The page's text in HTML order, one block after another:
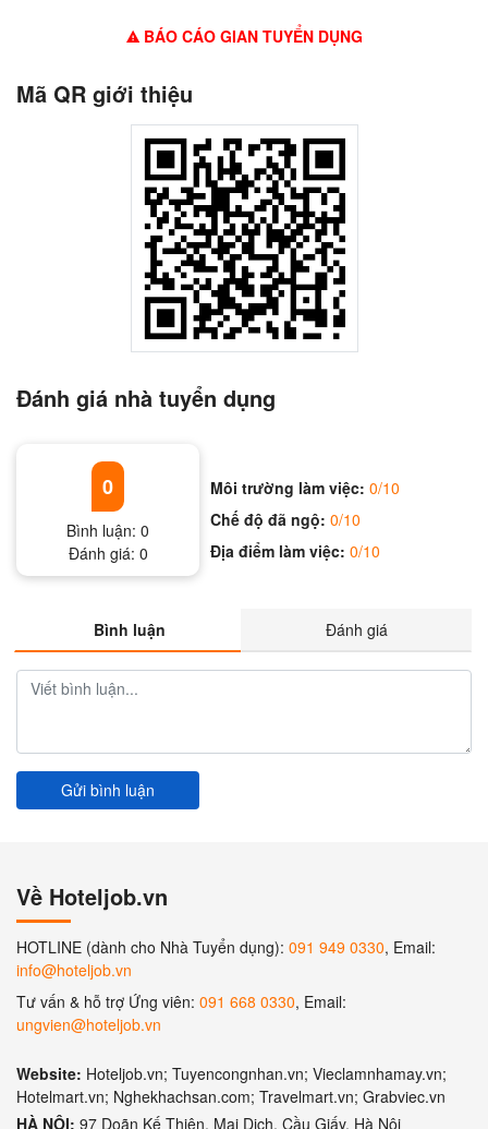
BÁO CÁO GIAN TUYỂN DỤNG
Mã QR giới thiệu
Đánh giá nhà tuyển dụng
0
Bình luận:0
Đánh giá: 0
Môi trường làm việc:0/10
Chế độ đã ngộ:0/10
Địa điểm làm việc:0/10
Bình luận Đánh giá
Gửi bình luận
Về Hoteljob.vn
HOTLINE (dành cho Nhà Tuyển dụng): 091 949 0330, Email:
info@hoteljob.vn
Tư vấn & hỗ trợ Ứng viên: 091 668 0330, Email:
ungvien@hoteljob.vn
Website: Hoteljob.vn; Tuyencongnhan.vn; Vieclamnhamay.vn;
Hotelmart.vn; Nghekhachsan.com; Travelmart.vn; Grabviec.vn
HÀ NỘI: 97 Doãn Kế Thiện, Mai Dịch, Cầu Giấy, Hà Nội